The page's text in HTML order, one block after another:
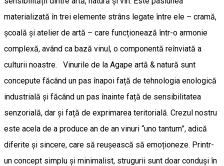
materializată în trei elemente strâns legate între ele – cramă,
școală și atelier de artă – care funcționează într-o armonie
complexă, având ca bază vinul, o componentă reînviată a
culturii noastre. Vinurile de la Agape artă & natură sunt
concepute făcând un pas înapoi față de tehnologia enologică
industrială și făcând un pas înainte față de sensibilitatea
senzorială, dar și față de exprimarea teritorială. Crezul nostru
este acela de a produce an de an vinuri “uno tantum”, adică
diferite și sincere, care să reușească să emoționeze. Printr-
un concept simplu și minimalist, strugurii sunt doar conduși în